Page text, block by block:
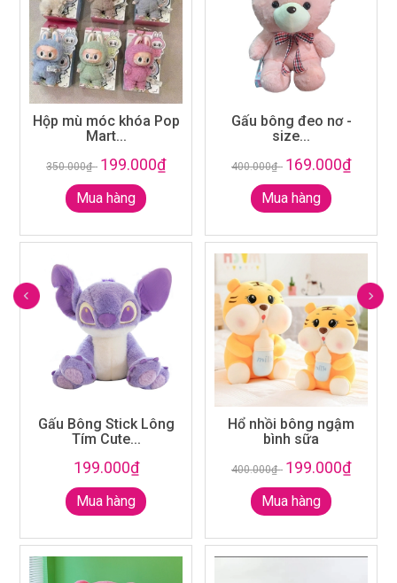
Hộp mù móc khóa Pop
Mart...
350.000₫- 199.000₫
Mua hàng
Gấu Bông Stick Lông
Tím Cute...
199.000₫
Mua hàng
Gấu bông đeo nơ -
size...
400.000₫- 169.000₫
Mua hàng
Hổ nhồi bông ngậm
bình sữa
400.000₫- 199.000₫
Mua hàng